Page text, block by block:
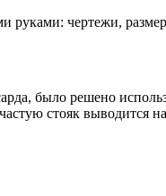
руками: чертежи,
было решено
стояк